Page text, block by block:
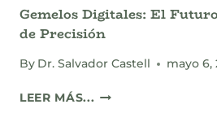
Gemelos Digitales: El
de Precisión
By Dr. Salvador Castell mayo 6,
LEER MÁS... GEMELOS